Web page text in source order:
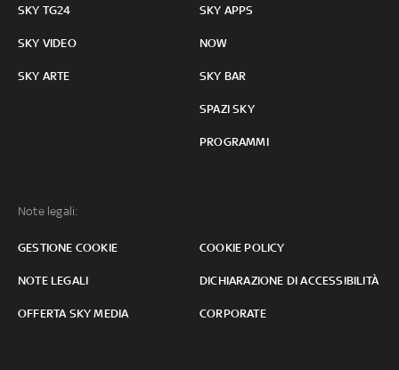
SKY TG24
SKY VIDEO
SKY ARTE
SKY APPS
NOW
SKY BAR
SPAZI SKY
PROGRAMMI
Note legali:
GESTIONE COOKIE COOKIE POLICY
NOTE LEGALI DICHIARAZIONE DI ACCESSIBILITÀ
OFFERTA SKY MEDIA CORPORATE